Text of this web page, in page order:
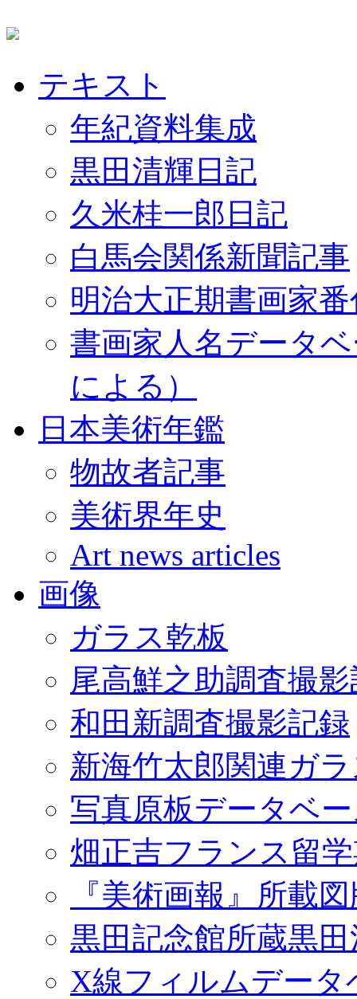
テキスト
年紀資料集成
黒田清輝日記
久米桂一郎日記
白馬会関係新聞記事
明治大正期書画家
書画家人名データ
による）
日本美術年鑑
物故者記事
美術界年史
Art news articles
画像
ガラス乾板
尾高鮮之助調査撮
和田新調査撮影記録
新海竹太郎関連ガ
写真原板データベ
畑正吉フランス留
『美術画報』所載
黒田記念館所蔵黒
X線フィルムデータ